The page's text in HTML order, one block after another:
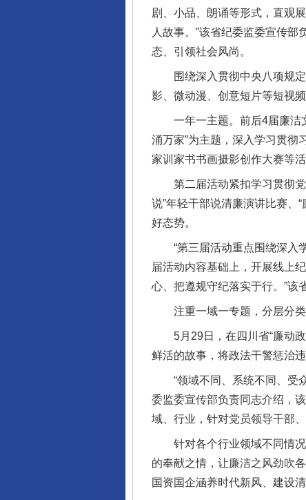
剧、小品、朗诵等形式，直观
人故事。”该省纪委监委宣传
态、引领社会风尚。
围绕深入贯彻中央八项规定
影、微动漫、创意短片等短视
一年一主题。前后4届廉洁文
涌万家”为主题，深入学习贯彻
家训家书书画摄影创作大赛等
第二届活动紧扣学习贯彻党
说”年轻干部说清廉演讲比赛、
好态势。
“第三届活动重点围绕深入学
届活动内容基础上，开展线上
心、把遵规守纪落实于行。”该
注重一域一专题，分层分类
5月29日，在四川省“廉动政
鲜活的故事，将政法干警惩治
“领域不同、系统不同、受众
委监委宣传部负责同志介绍，
域、行业，针对党员领导干部
针对各个行业领域不同情况
的奉献之情，让廉洁之风劲吹
国资国企涵养时代新风、建设